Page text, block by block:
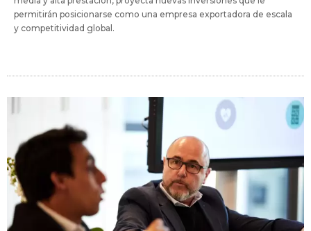
permitirán posicionarse como una empresa exportadora de escala
y competitividad global.